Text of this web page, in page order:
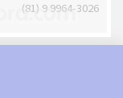
(81) 9 9964-3026